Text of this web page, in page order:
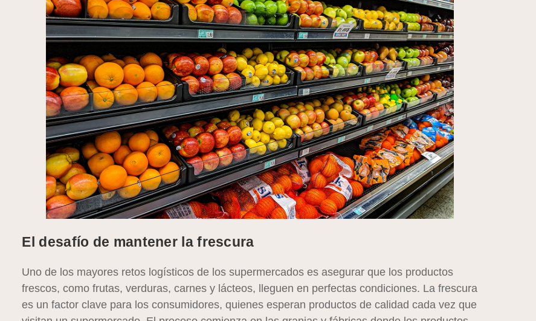
El desafío de mantener la frescura
Uno de los mayores retos logísticos de los supermercados es asegurar que los productos
frescos, como frutas, verduras, carnes y lácteos, lleguen en perfectas condiciones. La frescura
es un factor clave para los consumidores, quienes esperan productos de calidad cada vez que